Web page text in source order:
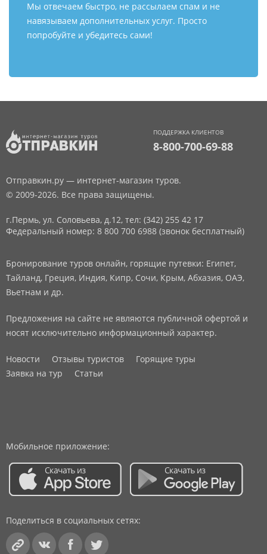
Мы отвечаем быстро, не рассылаем спам и не
навязываем дополнительных услуг. Просто
попробуйте и убедитесь сами!
ПОДДЕРЖКА КЛИЕНТОВ
8-800-700-69-88
Отправкин.ру — интернет-магазин туров.
© 2009-2026. Все права защищены.
г.Пермь, ул. Соловьева, д.12, тел: (342) 255 42 17
Федеральный номер: 8 800 700 6988 (звонок бесплатный)
Бронирование туров онлайн, горящие путевки: Египет,
Тайланд, Греция, Индия, Кипр, Сочи, Крым, Абхазия, ОАЭ,
Вьетнам и др.
Предложения на сайте не являются публичной офертой и
носят исключительно информационный характер.
Новости Отзывы туристов
Горящие туры
Заявка на тур
Статьи
Мобильное приложение:
Поделиться в социальных сетях: